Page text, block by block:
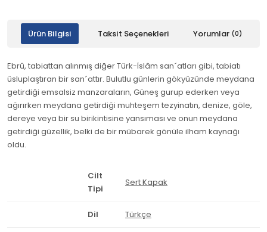
Ürün Bilgisi Taksit Seçenekleri Yorumlar (0)
Ebrû, tabiattan alınmış diğer Türk-İslâm san´atları gibi, tabiatı
üsluplaştıran bir san´attır. Bulutlu günlerin gökyüzünde meydana
getirdiği emsalsiz manzaraların, Güneş gurup ederken veya
ağırırken meydana getirdiği muhteşem tezyinatın, denize, göle,
dereye veya bir su birikintisine yansıması ve onun meydana
getirdiği güzellik, belki de bir mübarek gönüle ilham kaynağı
oldu.
Cilt
Tipi
Sert Kapak
Dil Türkçe